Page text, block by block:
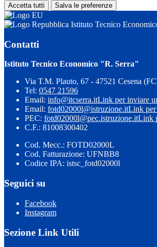
Accetta tutti Salva le preferenze
Istituto Tecnico
Contatti
Istituto Tecnico Economico "R. Serra"
Via T.M. Plauto, 67 - 47521 Cesena
Tel: 0547 21596
Email: info@itcserra.itLink per inviare
Email: fotd02000l@istruzione.itLink per
PEC: fotd02000l@pec.istruzione.itLink
C.F.: 81008300402
Cod. Mecc.: FOTD02000L
Cod. Fatturazione: UFNBB8
Codice IPA: istsc_fotd02000l
Seguici su
Facebook
Instagram
Sezione Link Utili